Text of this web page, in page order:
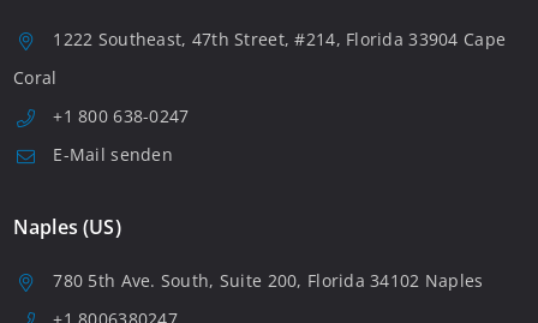
1222 Southeast, 47th Street, #214, Florida 33904 Cape
Coral
+1 800 638-0247
E-Mail senden
Naples (US)
780 5th Ave. South, Suite 200, Florida 34102 Naples
+1 8006380247